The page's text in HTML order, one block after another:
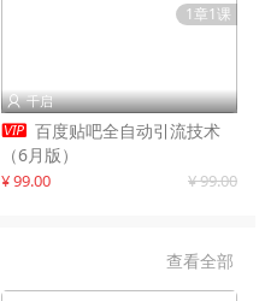
1章1课
 千启
 百度贴吧全自动引流技术
（6月版）
¥ 99.00 ¥ 99.00
查看全部